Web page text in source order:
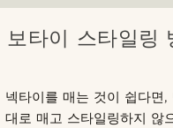
보타이 스타일링
넥타이를 매는 것이 쉽다면
대로 매고 스타일링하지 않